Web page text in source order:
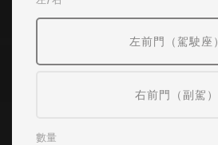
左前門（駕駛座）
右前門（副駕）
數量